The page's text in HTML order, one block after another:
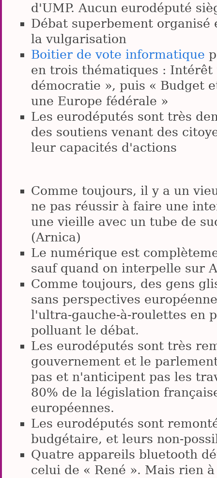
d'UMP. Aucun eurodéputé
Débat superbement organisé
la vulgarisation
Boitier de vote informatique
en trois thématiques : Intérêt
démocratie », puis « Budget
une Europe fédérale »
Les eurodéputés sont très
des soutiens venant des
leur capacités d'actions
Comme toujours, il y a un
ne pas réussir à faire une
une vieille avec un tube de
(Arnica)
Le numérique est
sauf quand on interpelle sur
Comme toujours, des gens
sans perspectives
l'ultra-gauche-à-roulettes en
polluant le débat.
Les eurodéputés sont très
gouvernement et le
pas et n'anticipent pas les
80% de la législation
européennes.
Les eurodéputés sont
budgétaire, et leurs non-
Quatre appareils bluetooth
celui de « René ». Mais rien